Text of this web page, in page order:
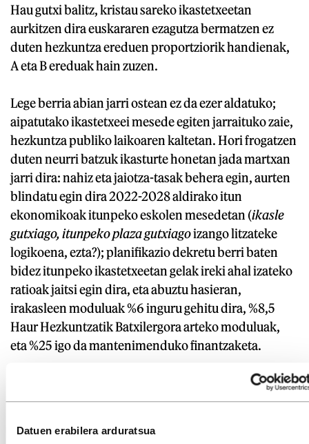
Datuen erabilera arduratsua
Hau gutxi balitz, kristau sareko ikastetxeetan
aurkitzen dira euskararen ezagutza bermatzen ez
duten hezkuntza ereduen proportziorik handienak,
A eta B ereduak hain zuzen.
Lege berria abian jarri ostean ez da ezer aldatuko;
aipatutako ikastetxeei mesede egiten jarraituko zaie,
hezkuntza publiko laikoaren kaltetan. Hori frogatzen
duten neurri batzuk ikasturte honetan jada martxan
jarri dira: nahiz eta jaiotza-tasak behera egin, aurten
blindatu egin dira 2022-2028 aldirako itun
ekonomikoak itunpeko eskolen mesedetan (ikasle
gutxiago, itunpeko plaza gutxiagoizango litzateke
logikoena, ezta?); planifikazio dekretu berri baten
bidez itunpeko ikastetxeetan gelak ireki ahal izateko
ratioak jaitsi egin dira, eta abuztu hasieran,
irakasleen moduluak %6 inguru gehitu dira, %8,5
Haur Hezkuntzatik Batxilergora arteko moduluak,
eta %25 igo da mantenimenduko finantzaketa.
Datorren Lege berri honen bidez, baztertzen,
ebanjelizatzen eta segregatzen duen sistema bat